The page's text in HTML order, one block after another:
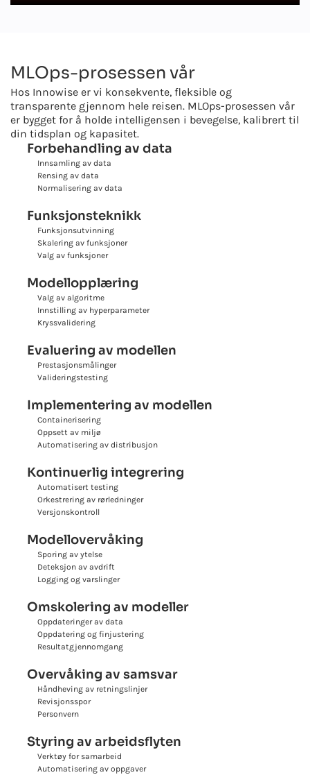
MLOps-prosessen vår
Hos Innowise er vi konsekvente, fleksible og
transparente gjennom hele reisen. MLOps-prosessen vår
er bygget for å holde intelligensen i bevegelse, kalibrert til
din tidsplan og kapasitet.
Forbehandling av data
Innsamling av data
Rensing av data
Normalisering av data
Funksjonsteknikk
Funksjonsutvinning
Skalering av funksjoner
Valg av funksjoner
Modellopplæring
Valg av algoritme
Innstilling av hyperparameter
Kryssvalidering
Evaluering av modellen
Prestasjonsmålinger
Valideringstesting
Implementering av modellen
Containerisering
Oppsett av miljø
Automatisering av distribusjon
Kontinuerlig integrering
Automatisert testing
Orkestrering av rørledninger
Versjonskontroll
Modellovervåking
Sporing av ytelse
Deteksjon av avdrift
Logging og varslinger
Omskolering av modeller
Oppdateringer av data
Oppdatering og finjustering
Resultatgjennomgang
Overvåking av samsvar
Håndheving av retningslinjer
Revisjonsspor
Personvern
Styring av arbeidsflyten
Verktøy for samarbeid
Automatisering av oppgaver